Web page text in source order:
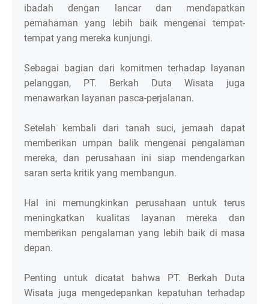
ibadah dengan lancar dan mendapatkan
pemahaman yang lebih baik mengenai tempat-
tempat yang mereka kunjungi.
Sebagai bagian dari komitmen terhadap layanan
pelanggan, PT. Berkah Duta Wisata juga
menawarkan layanan pasca-perjalanan.
Setelah kembali dari tanah suci, jemaah dapat
memberikan umpan balik mengenai pengalaman
mereka, dan perusahaan ini siap mendengarkan
saran serta kritik yang membangun.
Hal ini memungkinkan perusahaan untuk terus
meningkatkan kualitas layanan mereka dan
memberikan pengalaman yang lebih baik di masa
depan.
Penting untuk dicatat bahwa PT. Berkah Duta
Wisata juga mengedepankan kepatuhan terhadap